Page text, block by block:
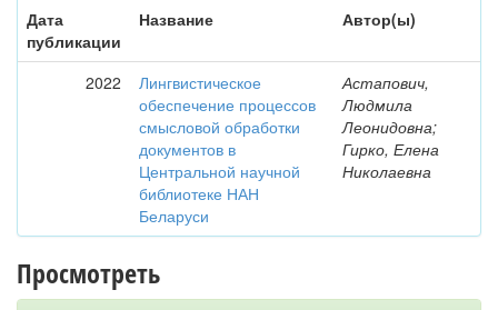
Дата
публикации
Название Автор(ы)
2022
Лингвистическое
обеспечение процессов
смысловой обработки
документов в
Центральной научной
библиотеке НАН
Беларуси
Астапович,
Людмила
Леонидовна;
Гирко, Елена
Николаевна
Просмотреть